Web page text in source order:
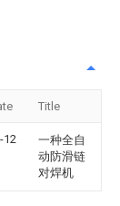
Title
12
一种全自
动防滑链
对焊机